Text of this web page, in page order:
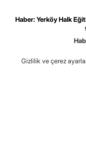
Haber: Yerköy Halk
Gizlilik ve çerez